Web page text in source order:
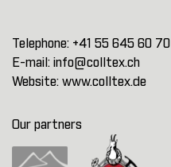
Telephone: +41 55 645 60 70
E-mail: info@colltex.ch
Website: www.colltex.de
Our partners